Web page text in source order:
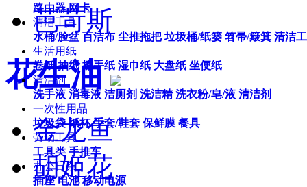
路由器 网卡
清洁工具
水桶/脸盆 百洁布 尘推拖把 垃圾桶/纸篓 笤帚/簸箕 清洁
生活用纸
卷纸 抽纸 擦手纸 湿巾纸 大盘纸 坐便纸
清洁剂
洗手液 消毒液 洁厕剂 洗洁精 洗衣粉/皂/液 清洁剂
一次性用品
垃圾袋 纸杯 手套/鞋套 保鲜膜 餐具
劳动工具
工具类 手推车
办公日杂
插座 电池 移动电源
芭苛斯
花生油
金龙鱼
胡姬花